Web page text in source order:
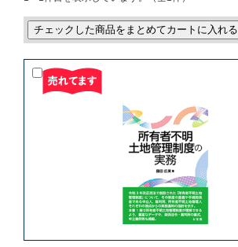
チェックした商品をまとめてカートに入れる